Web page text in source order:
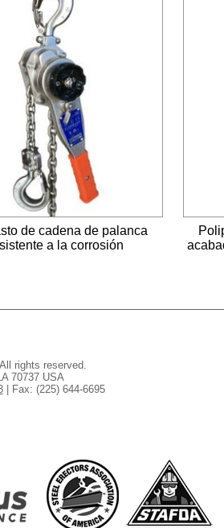
de cadena de palanca
a la corrosión
rights reserved.
70737 USA
| Fax: (225) 644-6695